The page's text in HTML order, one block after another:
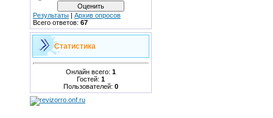
Результаты | Архив опросов
Всего ответов: 67
Статистика
Онлайн всего: 1
Гостей: 1
Пользователей: 0